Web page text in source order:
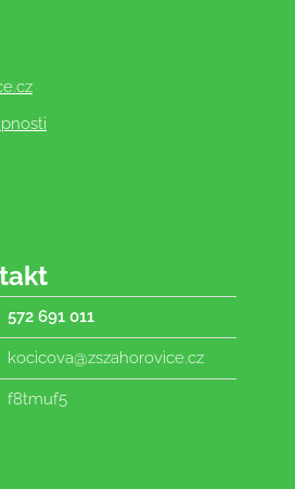
572 691 011
kocicova@zszahorovice.cz
f8tmuf5